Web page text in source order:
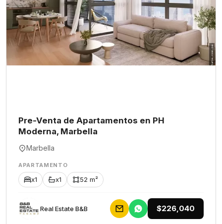
Pre-Venta de Apartamentos en PH
Moderna, Marbella
Marbella
APARTAMENTO
x1 x1 52 m²
Rеаl Еstаtе В&В $226,040